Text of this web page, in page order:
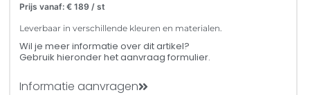
Prijs vanaf: € 189 / st
Leverbaar in verschillende kleuren en materialen.
Wil je meer informatie over dit artikel?
Gebruik hieronder het aanvraag formulier.
Informatie aanvragen